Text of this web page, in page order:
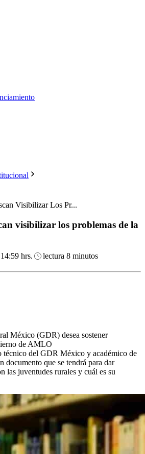
Visibilizar Los Pr...
visibilizar los problemas de la
hrs. lectura 8 minutos
México (GDR) desea sostener
de AMLO
técnico del GDR México y académico de
documento que se tendrá para dar
las juventudes rurales y cuál es su